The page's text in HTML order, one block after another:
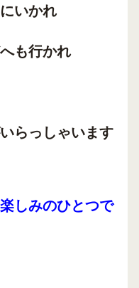
いかれ
も行かれ
らっしゃいます
しみのひとつで